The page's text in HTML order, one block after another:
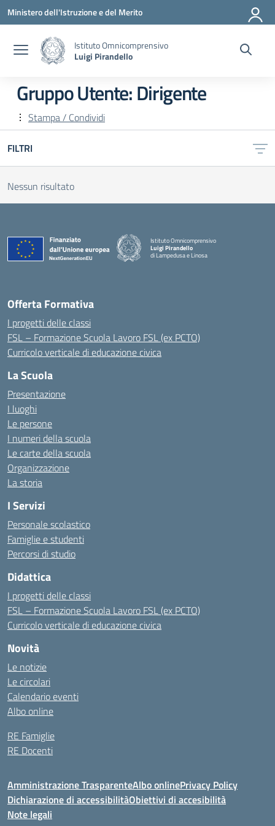
Vai ai contenuti
Vai al menu di navigazione
Vai al footer
Ministero dell'Istruzione e del Merito
Istituto Omnicomprensivo
Luigi Pirandello
Gruppo Utente:Dirigente
Stampa / Condividi
FILTRI
Nessun risultato
Istituto Omnicomprensivo
Luigi Pirandello
di Lampedusa e Linosa
Offerta Formativa
I progetti delle classi
FSL – Formazione Scuola Lavoro FSL (ex PCTO)
Curricolo verticale di educazione civica
La Scuola
Presentazione
I luoghi
Le persone
I numeri della scuola
Le carte della scuola
Organizzazione
La storia
I Servizi
Personale scolastico
Famiglie e studenti
Percorsi di studio
Didattica
I progetti delle classi
FSL – Formazione Scuola Lavoro FSL (ex PCTO)
Curricolo verticale di educazione civica
Novità
Le notizie
Le circolari
Calendario eventi
Albo online
RE Famiglie
RE Docenti
Amministrazione TrasparenteAlbo onlinePrivacy Policy
Dichiarazione di accessibilitàObiettivi di accesibilità
Note legali